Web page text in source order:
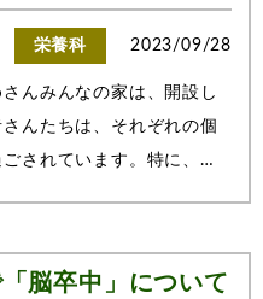
栄養科 2023/09/28
んみんなの家は、開設し
んたちは、それぞれの個
されています。特に、こ
脳卒中」について